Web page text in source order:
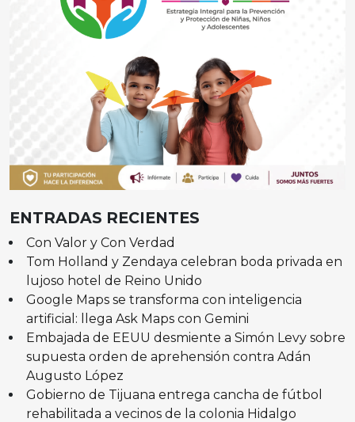
ENTRADAS RECIENTES
Con Valor y Con Verdad
Tom Holland y Zendaya celebran boda privada en
lujoso hotel de Reino Unido
Google Maps se transforma con inteligencia
artificial: llega Ask Maps con Gemini
Embajada de EEUU desmiente a Simón Levy sobre
supuesta orden de aprehensión contra Adán
Augusto López
Gobierno de Tijuana entrega cancha de fútbol
rehabilitada a vecinos de la colonia Hidalgo